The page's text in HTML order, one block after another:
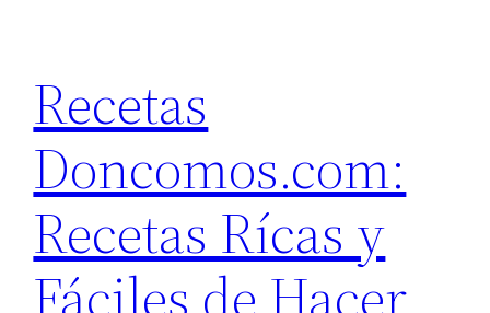
contenido
Recetas
Doncomos.com:
Recetas Rícas y
Fáciles de Hacer